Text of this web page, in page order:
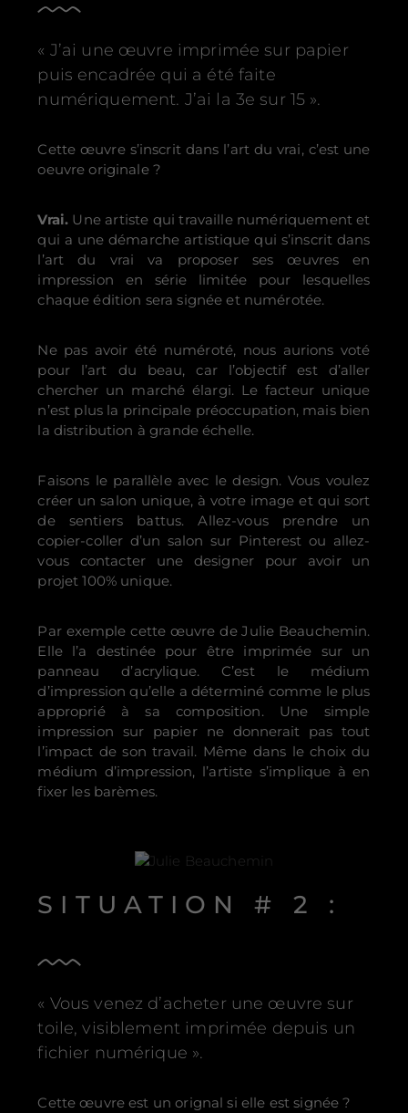
« J’ai une œuvre imprimée sur papier
puis encadrée qui a été faite
numériquement. J’ai la 3e sur 15 ».
Cette œuvre s’inscrit dans l’art du vrai, c’est une
oeuvre originale ?
Vrai. Une artiste qui travaille numériquement et
qui a une démarche artistique qui s’inscrit dans
l’art du vrai va proposer ses œuvres en
impression en série limitée pour lesquelles
chaque édition sera signée et numérotée.
Ne pas avoir été numéroté, nous aurions voté
pour l’art du beau, car l’objectif est d’aller
chercher un marché élargi. Le facteur unique
n’est plus la principale préoccupation, mais bien
la distribution à grande échelle.
Faisons le parallèle avec le design. Vous voulez
créer un salon unique, à votre image et qui sort
de sentiers battus. Allez-vous prendre un
copier-coller d’un salon sur Pinterest ou allez-
vous contacter une designer pour avoir un
projet 100% unique.
Par exemple cette œuvre de Julie Beauchemin.
Elle l’a destinée pour être imprimée sur un
panneau d’acrylique. C’est le médium
d’impression qu’elle a déterminé comme le plus
approprié à sa composition. Une simple
impression sur papier ne donnerait pas tout
l’impact de son travail. Même dans le choix du
médium d’impression, l’artiste s’implique à en
fixer les barèmes.
SITUATION # 2 :
« Vous venez d’acheter une œuvre sur
toile, visiblement imprimée depuis un
fichier numérique ».
Cette œuvre est un orignal si elle est signée ?